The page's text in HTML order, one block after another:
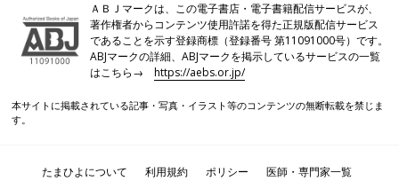
ＡＢＪマークは、この電子書店・電子書籍配信サービスが、
著作権者からコンテンツ使用許諾を得た正規版配信サービス
であることを示す登録商標（登録番号 第11091000号）です。
ABJマークの詳細、ABJマークを掲示しているサービスの一覧
はこちら→https://aebs.or.jp/
本サイトに掲載されている記事・写真・イラスト等のコンテンツの無断転載を禁じま
す。
たまひよについて 利用規約 ポリシー 医師・専門家一覧